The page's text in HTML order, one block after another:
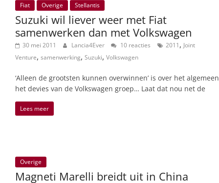
Fiat Overige Stellantis
Suzuki wil liever weer met Fiat
samenwerken dan met Volkswagen
30 mei 2011 Lancia4Ever 10 reacties 2011, Joint
Venture, samenwerking, Suzuki, Volkswagen
‘Alleen de grootsten kunnen overwinnen’ is over het algemeen
het devies van de Volkswagen groep… Laat dat nou net de
Lees meer
Overige
Magneti Marelli breidt uit in China